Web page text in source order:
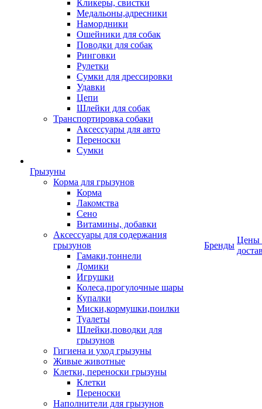
Кликеры, свистки
Медальоны,адресники
Намордники
Ошейники для собак
Поводки для собак
Ринговки
Рулетки
Сумки для дрессировки
Удавки
Цепи
Шлейки для собак
Транспортировка собаки
Аксессуары для авто
Переноски
Сумки
Грызуны
Корма для грызунов
Корма
Лакомства
Сено
Витамины, добавки
Аксессуары для содержания
грызунов
Гамаки,тоннели
Домики
Игрушки
Колеса,прогулочные шары
Купалки
Миски,кормушки,поилки
Туалеты
Шлейки,поводки для
грызунов
Гигиена и уход грызуны
Живые животные
Клетки, переноски грызуны
Клетки
Переноски
Наполнители для грызунов
Бренды
Цены